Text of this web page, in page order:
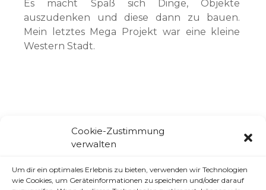
Cookie-Zustimmung
verwalten
Um dir ein optimales Erlebnis zu bieten, verwenden wir Technologien
wie Cookies, um Geräteinformationen zu speichern und/oder darauf
Es macht Spaß sich Dinge, Objekte
auszudenken und diese dann zu bauen.
Mein letztes Mega Projekt war eine kleine
Western Stadt.
Ähnliche Beiträge:
Minecraft @ Blockminers.de